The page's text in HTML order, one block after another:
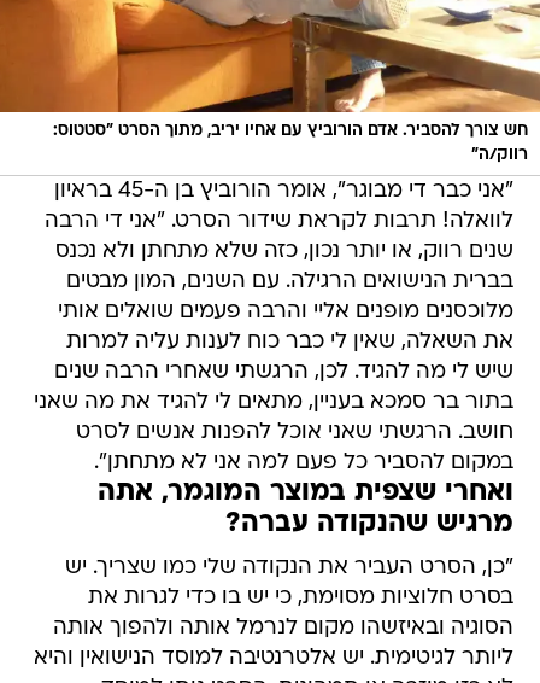
חש צורך להסביר. אדם הורוביץ עם אחיו יריב, מתוך הסרט "סטטוס:
רווק/ה"
"אני כבר די מבוגר", אומר הורוביץ בן ה-45 בראיון
לוואלה! תרבות לקראת שידור הסרט. "אני די הרבה
שנים רווק, או יותר נכון, כזה שלא מתחתן ולא נכנס
בברית הנישואים הרגילה. עם השנים, המון מבטים
מלוכסנים מופנים אליי והרבה פעמים שואלים אותי
את השאלה, שאין לי כבר כוח לענות עליה למרות
שיש לי מה להגיד. לכן, הרגשתי שאחרי הרבה שנים
בתור בר סמכא בעניין, מתאים לי להגיד את מה שאני
חושב. הרגשתי שאני אוכל להפנות אנשים לסרט
במקום להסביר כל פעם למה אני לא מתחתן".
ואחרי שצפית במוצר המוגמר, אתה
מרגיש שהנקודה עברה?
"כן, הסרט העביר את הנקודה שלי כמו שצריך. יש
בסרט חלוציות מסוימת, כי יש בו כדי לגרות את
הסוגיה ובאיזשהו מקום לנרמל אותה ולהפוך אותה
ליותר לגיטימית. יש אלטרנטיבה למוסד הנישואין והיא